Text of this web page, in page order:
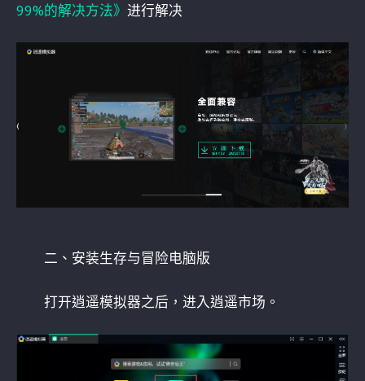
99%的解决方法》进行解决
二、安装生存与冒险电脑版
打开逍遥模拟器之后，进入逍遥市场。